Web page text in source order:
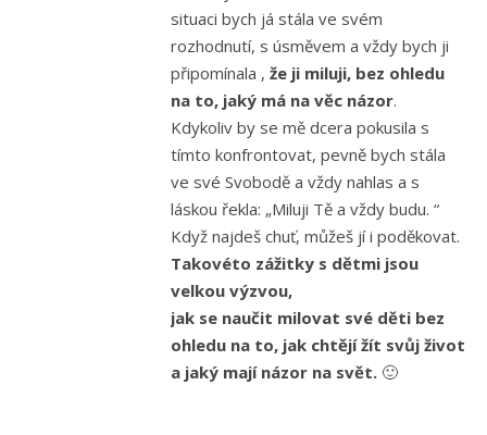
situaci bych já stála ve svém
rozhodnutí, s úsměvem a vždy bych ji
připomínala , že ji miluji, bez ohledu
na to, jaký má na věc názor.
Kdykoliv by se mě dcera pokusila s
tímto konfrontovat, pevně bych stála
ve své Svobodě a vždy nahlas a s
láskou řekla: „Miluji Tě a vždy budu. “
Když najdeš chuť, můžeš jí i poděkovat.
Takovéto zážitky s dětmi jsou
velkou výzvou,
jak se naučit milovat své děti bez
ohledu na to, jak chtějí žít svůj život
a jaký mají názor na svět. 🙂